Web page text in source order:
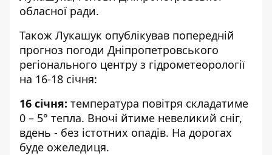
обласної ради.
Також Лукашук опублікував попередній
прогноз погоди Дніпропетровського
регіонального центру з гідрометеорології
на 16-18 січня:
16 січня: температура повітря складатиме
0 – 5° тепла. Вночі йтиме невеликий сніг,
вдень - без істотних опадів. На дорогах
буде ожеледиця.